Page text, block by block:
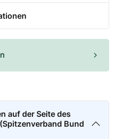
auf der Seite des
Bund